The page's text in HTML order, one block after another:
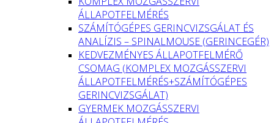
ÁLLAPOTFELMÉRÉS
SZÁMÍTÓGÉPES GERINCVIZSGÁLAT ÉS
ANALÍZIS – SPINALMOUSE (GERINCEGÉR)
KEDVEZMÉNYES ÁLLAPOTFELMÉRŐ
CSOMAG (KOMPLEX MOZGÁSSZERVI
ÁLLAPOTFELMÉRÉS+SZÁMÍTÓGÉPES
GERINCVIZSGÁLAT)
GYERMEK MOZGÁSSZERVI